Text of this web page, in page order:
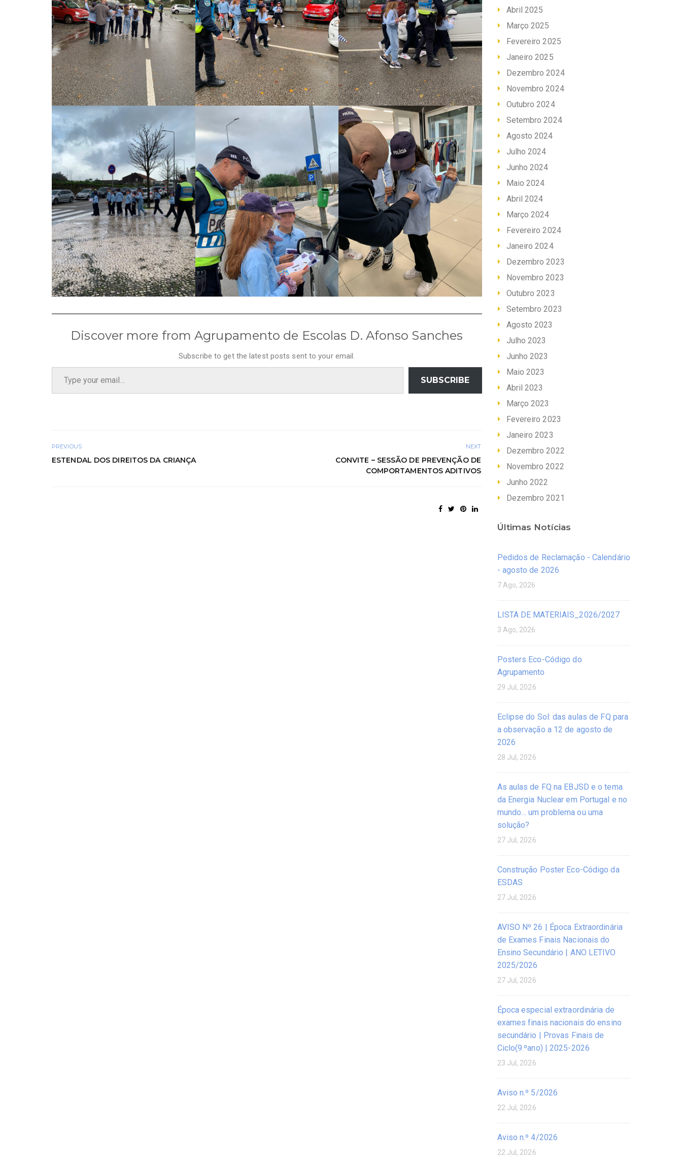
Discover more from Agrupamento de Escolas D. Afonso Sanches
Subscribe to get the latest posts sent to your email.
Type your email…
SUBSCRIBE
PREVIOUS
ESTENDAL DOS DIREITOS DA CRIANÇA
NEXT
CONVITE – SESSÃO DE PREVENÇÃO DE
COMPORTAMENTOS ADITIVOS
Abril 2025
Março 2025
Fevereiro 2025
Janeiro 2025
Dezembro 2024
Novembro 2024
Outubro 2024
Setembro 2024
Agosto 2024
Julho 2024
Junho 2024
Maio 2024
Abril 2024
Março 2024
Fevereiro 2024
Janeiro 2024
Dezembro 2023
Novembro 2023
Outubro 2023
Setembro 2023
Agosto 2023
Julho 2023
Junho 2023
Maio 2023
Abril 2023
Março 2023
Fevereiro 2023
Janeiro 2023
Dezembro 2022
Novembro 2022
Junho 2022
Dezembro 2021
Últimas Notícias
Pedidos de Reclamação - Calendário
- agosto de 2026
7 Ago, 2026
LISTA DE MATERIAIS_2026/2027
3 Ago, 2026
Posters Eco-Código do
Agrupamento
29 Jul, 2026
Eclipse do Sol: das aulas de FQ para
a observação a 12 de agosto de
2026
28 Jul, 2026
As aulas de FQ na EBJSD e o tema
da Energia Nuclear em Portugal e no
mundo… um problema ou uma
solução?
27 Jul, 2026
Construção Poster Eco-Código da
ESDAS
27 Jul, 2026
AVISO Nº 26 | Época Extraordinária
de Exames Finais Nacionais do
Ensino Secundário | ANO LETIVO
2025/2026
27 Jul, 2026
Época especial extraordinária de
exames finais nacionais do ensino
secundário | Provas Finais de
Ciclo(9.ºano) | 2025-2026
23 Jul, 2026
Aviso n.º 5/2026
22 Jul, 2026
Aviso n.º 4/2026
22 Jul, 2026